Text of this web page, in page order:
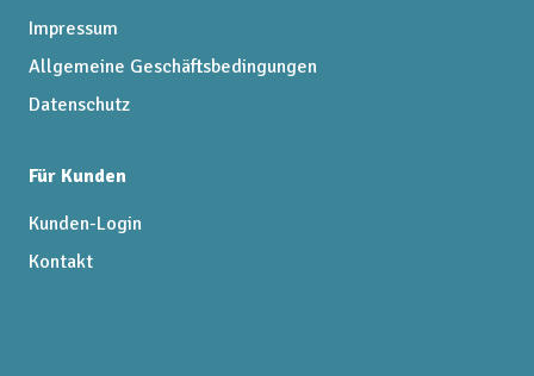
Impressum
Allgemeine Geschäftsbedingungen
Datenschutz
Für Kunden
Kunden-Login
Kontakt